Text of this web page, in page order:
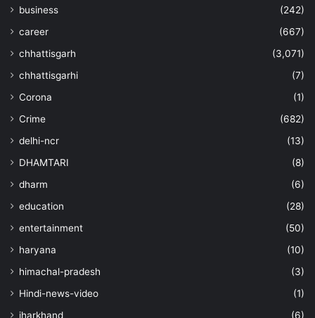
business
(242)
career
(667)
chhattisgarh
(3,071)
chhattisgarhi
(7)
Corona
(1)
Crime
(682)
delhi-ncr
(13)
DHAMTARI
(8)
dharm
(6)
education
(28)
entertainment
(50)
haryana
(10)
himachal-pradesh
(3)
Hindi-news-video
(1)
jharkhand
(6)